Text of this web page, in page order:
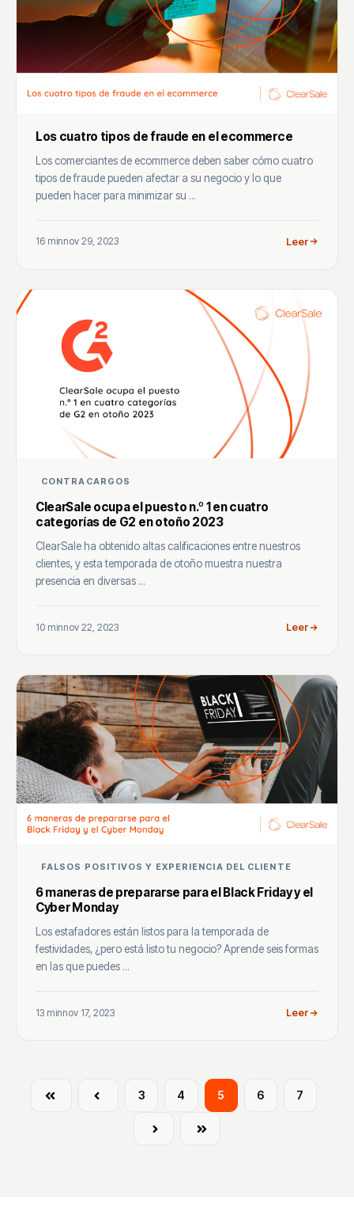
Los cuatro tipos de fraude en el ecommerce
Los comerciantes de ecommerce deben saber cómo cuatro
tipos de fraude pueden afectar a su negocio y lo que
pueden hacer para minimizar su ...
16 minnov 29, 2023 Leer
CONTRACARGOS
ClearSale ocupa el puesto n.º 1 en cuatro
categorías de G2 en otoño 2023
ClearSale ha obtenido altas calificaciones entre nuestros
clientes, y esta temporada de otoño muestra nuestra
presencia en diversas ...
10 minnov 22, 2023 Leer
FALSOS POSITIVOS Y EXPERIENCIA DEL CLIENTE
6 maneras de prepararse para el Black Friday y el
Cyber Monday
Los estafadores están listos para la temporada de
festividades, ¿pero está listo tu negocio? Aprende seis formas
en las que puedes ...
13 minnov 17, 2023 Leer
Primera Anterior
3 4 5 6 7
SiguienteÚltima